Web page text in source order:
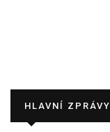
HLAVNÍ ZPRÁVY